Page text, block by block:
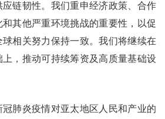
应链韧性。我们重申经济政策、合作
其他严重环境挑战的重要性，以促
相关努力保持一致。我们将继续在
，推动可持续筹资及高质量基础设
肺炎疫情对亚太地区人民和产业的